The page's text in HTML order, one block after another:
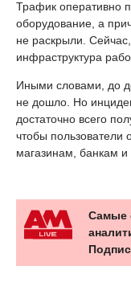
Трафик оперативно
оборудование, а
не раскрыли.
инфраструктура
Иными словами, до
не дошло. Но
достаточно всего
чтобы пользователи
магазинам, банкам
Самые